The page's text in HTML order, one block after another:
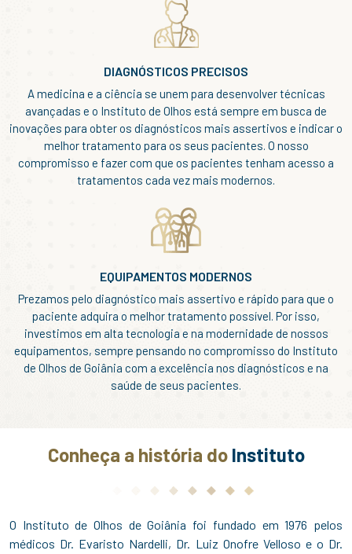
DIAGNÓSTICOS PRECISOS
A medicina e a ciência se unem para desenvolver técnicas
avançadas e o Instituto de Olhos está sempre em busca de
inovações para obter os diagnósticos mais assertivos e indicar o
melhor tratamento para os seus pacientes. O nosso
compromisso e fazer com que os pacientes tenham acesso a
tratamentos cada vez mais modernos.
EQUIPAMENTOS MODERNOS
Prezamos pelo diagnóstico mais assertivo e rápido para que o
paciente adquira o melhor tratamento possível. Por isso,
investimos em alta tecnologia e na modernidade de nossos
equipamentos, sempre pensando no compromisso do Instituto
de Olhos de Goiânia com a excelência nos diagnósticos e na
saúde de seus pacientes.
Conheça a história do Instituto
O Instituto de Olhos de Goiânia foi fundado em 1976 pelos
médicos Dr. Evaristo Nardelli, Dr. Luiz Onofre Velloso e o Dr.